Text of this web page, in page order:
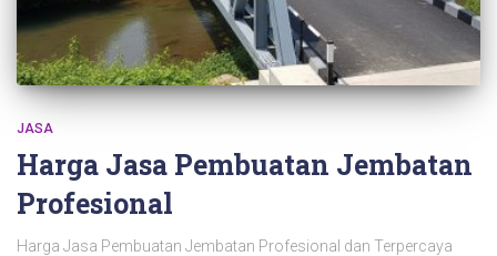
JASA
Harga Jasa Pembuatan Jembatan
Profesional
Harga Jasa Pembuatan Jembatan Profesional dan Terpercaya